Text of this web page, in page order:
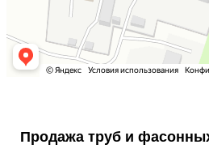
Продажа труб и